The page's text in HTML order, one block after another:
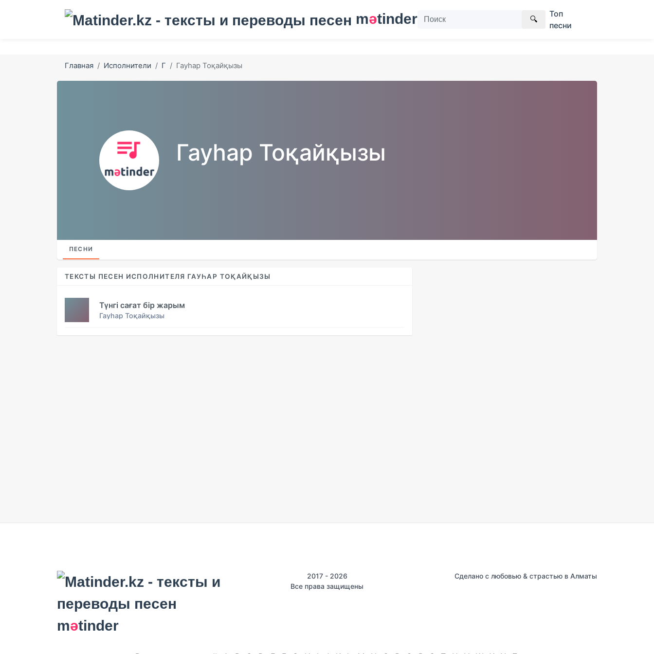
mәtinder 🔍
Топ
песни
Главная Исполнители Г Гауһар Тоқайқызы
Гауһар Тоқайқызы
ПЕСНИ
ТЕКСТЫ ПЕСЕН ИСПОЛНИТЕЛЯ ГАУҺАР ТОҚАЙҚЫЗЫ
Түнгі сағат бір жарым
Гауһар Тоқайқызы
mәtinder
2017 - 2026
Все права защищены
Сделано с любовью & страстью в Алматы